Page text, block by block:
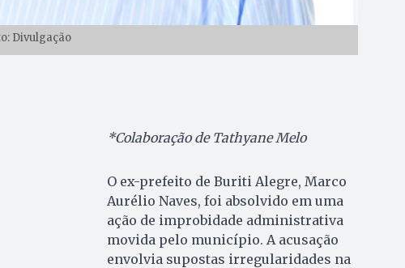
Divulgação
*Colaboração de Tathyane Melo
O ex-prefeito de Buriti Alegre, Marco
Aurélio Naves, foi absolvido em uma
ação de improbidade administrativa
movida pelo município. A acusação
envolvia supostas irregularidades na